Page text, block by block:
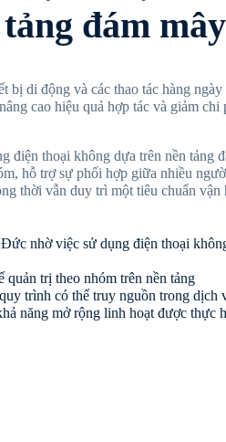
đám mây
bị di động và các thao tác hàng ngày
cao hiệu quả hợp tác và giảm chi
điện thoại không dựa trên nền tảng
hỗ trợ sự phối hợp giữa nhiều
thời vẫn duy trì một tiêu chuẩn vận
nhờ việc sử dụng điện thoại
quản trị theo nhóm trên nền tảng
trình có thể truy nguồn trong dịch
năng mở rộng linh hoạt được thực